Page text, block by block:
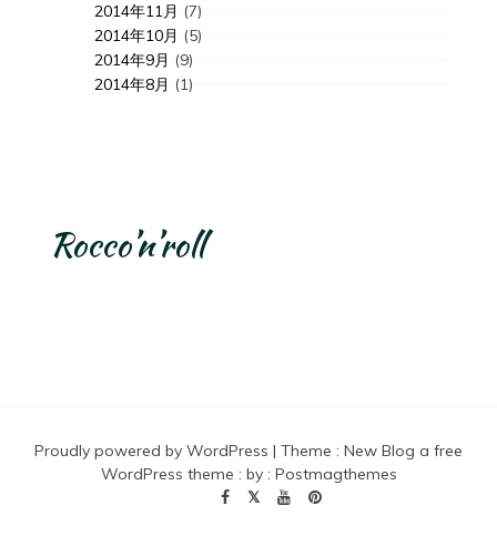
2014年11月 (7)
2014年10月 (5)
2014年9月 (9)
2014年8月 (1)
Rocco’n’roll
Proudly powered by WordPress | Theme : New Blog a free
WordPress theme : by : Postmagthemes